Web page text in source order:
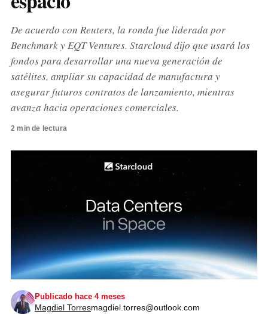
De acuerdo con Reuters, la ronda fue liderada por
Benchmark y EQT Ventures. Starcloud dijo que usará los
fondos para desarrollar una nueva generación de
satélites, ampliar su capacidad de manufactura y
asegurar futuros contratos de lanzamiento, mientras
avanza hacia operaciones comerciales.
2 min de lectura
Publicado hace 4 meses
Magdiel Torresmagdiel.torres@outlook.com